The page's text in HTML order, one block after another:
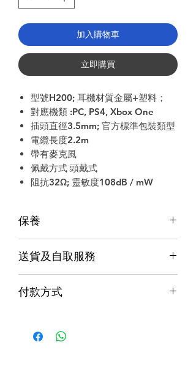
加入購物車
立即購買
型號H200; 耳機材質金屬+塑料；
對應機類 :PC, PS4, Xbox One
插頭直徑3.5mm; 官方標準包裝類型
電纜長度2.2m
帶有麥克風
佩戴方式 頭戴式
阻抗32Ω; 靈敏度108dB / mW
保養
香港行貨;香港代理提供本地保養和維
物保障 (不包括人為損壞並須要保留完
送貨及自取服務
本地速遞
順豐到付/自取點
付款方式
Alipay支付寶 / WeChat Pay微信支付 /
Octopus八達通 / Fps轉數快